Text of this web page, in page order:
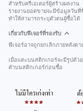
สำหรับครีเอเตอร์ผู้สร้างผลงาน
รายงานยอดขายจะมีข้อมูลวัน
ทำให้สามารถระบุตัวตนผู้ซื้อได้
เกี่ยวกับฟีเจอร์ที่รองรับ
ฟีเจอร์อาจถูกยกเลิกภายหลังตา
เมื่อแตะบนสติกเกอร์จะมีรูปตัว
คำบนสติกเกอร์ก่อนซื้อ